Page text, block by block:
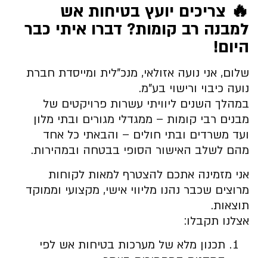
🔥 צריכים יועץ בטיחות אש
למבנה רב קומות? דברו איתי כבר
היום!
שלום, אני נועה אזולאי, מנכ”לית ומייסדת חברת
נועה כיבוי ורישוי בע”מ.
במהלך השנים ליוויתי עשרות פרויקטים של
מבנים רבי קומות – ממגדלי מגורים ובתי מלון
ועד משרדים ובתי חולים – והבאתי כל אחד
מהם לשלב האישור הסופי בבטחה ובמהירות.
אני מזמינה אתכם להצטרף למאות לקוחות
מרוצים שכבר נהנו מליווי אישי, מקצועי וממוקד
תוצאות.
אצלנו תקבלו:
תכנון מלא של מערכות בטיחות אש לפי